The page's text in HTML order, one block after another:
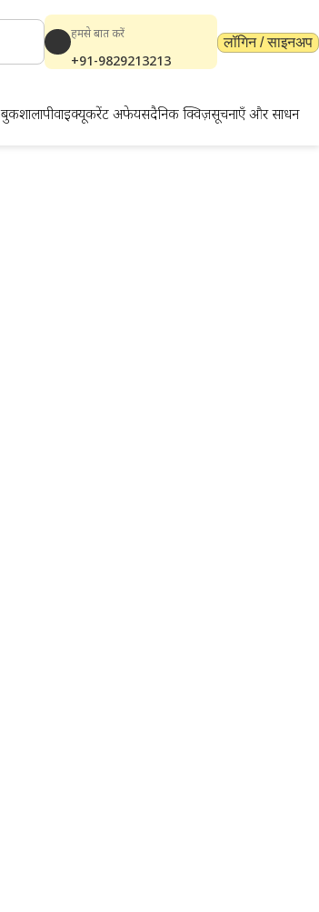
हमसे बात करें
+91-9829213213
लॉगिन / साइनअप
बुकशालापीवाईक्यूकरेंट अफेयर्सदैनिक क्विज़सूचनाएँ और साधन